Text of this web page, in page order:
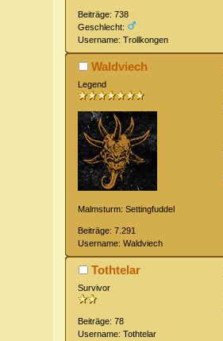
Beiträge: 738
Geschlecht:
Username: Trollkongen
Waldviech
Legend
Malmsturm: Settingfuddel
Beiträge: 7.291
Username: Waldviech
Tothtelar
Survivor
Beiträge: 78
Username: Tothtelar